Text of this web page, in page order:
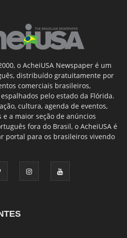
o AcheiUSA Newspaper é um
distribuído gratuitamente por
comerciais brasileiros,
pelo estado da Flórida.
cultura, agenda de eventos,
a maior seção de anúncios
fora do Brasil, o AcheiUSA é
portal para os brasileiros vivendo